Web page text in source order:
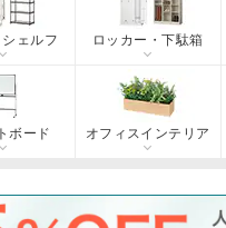
ェルフ ロッカー・下駄箱
ボード オフィスインテリア